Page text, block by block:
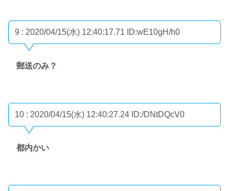
9 : 2020/04/15(水) 12:40:17.71 ID:wE10gH/h0
郵送のみ？
10 : 2020/04/15(水) 12:40:27.24 ID:/DNtDQcV0
都内かい